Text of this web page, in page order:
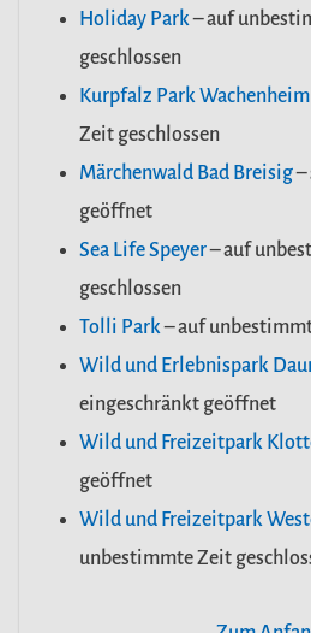
Holiday Park– auf
geschlossen
Kurpfalz Park Wachenheim
Zeit geschlossen
Märchenwald Bad Breisig–
geöffnet
Sea Life Speyer– auf
geschlossen
Tolli Park– auf
Wild und Erlebnispark
eingeschränkt geöffnet
Wild und Freizeitpark
geöffnet
Wild und Freizeitpark
unbestimmte Zeit